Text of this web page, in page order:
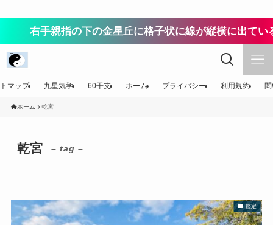
右手親指の下の金星丘に格子状に線が縦横に出てい
マップ 九星気学 60干支 ホーム プライバシー 利用規約
ホーム 乾宮
乾宮 – tag –
鑑定